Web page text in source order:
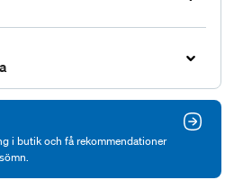
i butik och få rekommendationer